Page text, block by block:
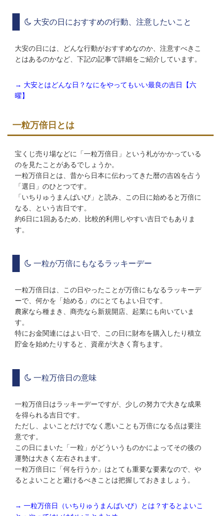
大安の日におすすめの行動、注意したいこと
大安の日には、どんな行動がおすすめなのか、注意すべきこ
とはあるのかなど、下記の記事で詳細をご紹介しています。
→ 大安とはどんな日？なにをやってもいい最良の吉日【六
曜】
一粒万倍日とは
宝くじ売り場などに「一粒万倍日」という札がかかっている
のを見たことがあるでしょうか。
一粒万倍日とは、昔から日本に伝わってきた暦の吉凶を占う
「選日」のひとつです。
「いちりゅうまんばいび」と読み、この日に始めると万倍に
なる、という吉日です。
約6日に1回あるため、比較的利用しやすい吉日でもありま
す。
一粒が万倍にもなるラッキーデー
一粒万倍日は、この日やったことが万倍にもなるラッキーデ
ーで、何かを「始める」のにとてもよい日です。
農家なら種まき、商売なら新規開店、起業にも向いていま
す。
特にお金関連にはよい日で、この日に財布を購入したり積立
貯金を始めたりすると、資産が大きく育ちます。
一粒万倍日の意味
一粒万倍日はラッキーデーですが、少しの努力で大きな成果
を得られる吉日です。
ただし、よいことだけでなく悪いことも万倍になる点は要注
意です。
この日にまいた「一粒」がどういうものかによってその後の
運勢は大きく左右されます。
一粒万倍日に「何を行うか」はとても重要な要素なので、や
るとよいことと避けるべきことは把握しておきましょう。
→ 一粒万倍日（いちりゅうまんばいび）とは？するとよいこ